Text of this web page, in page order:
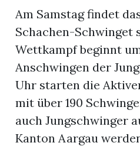
Stellen
E-
Paper
Newsletter
Am Samstag findet
Schachen-Schwinget
Wettkampf beginnt
Anschwingen der
Uhr starten die
mit über 190
auch Jungschwinger
Kanton Aargau